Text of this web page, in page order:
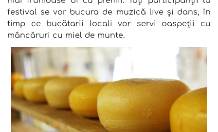
festival se vor bucura de muzică live și dans, în
timp ce bucătarii locali vor servi oaspeții cu
mâncăruri cu miel de munte.